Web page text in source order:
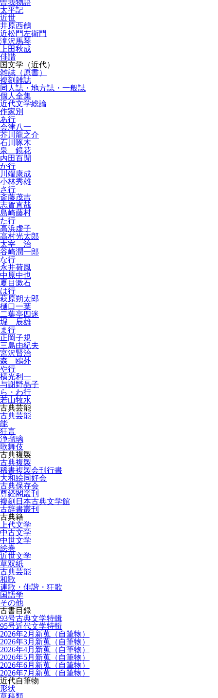
曽我物語
太平記
近世
井原西鶴
近松門左衛門
滝沢馬琴
上田秋成
俳諧
国文学（近代）
雑誌（原書）
複刻雑誌
同人誌・地方誌・一般誌
個人全集
近代文学総論
作家別
あ行
会津八一
芥川龍之介
石川啄木
泉 鏡花
内田百閒
か行
川端康成
小林秀雄
さ行
斎藤茂吉
志賀直哉
島崎藤村
た行
高浜虚子
高村光太郎
太宰 治
谷崎潤一郎
な行
永井荷風
中原中也
夏目漱石
は行
萩原朔太郎
樋口一葉
二葉亭四迷
堀 辰雄
ま行
正岡子規
三島由紀夫
宮沢賢治
森 鴎外
や行
横光利一
与謝野晶子
ら・わ行
若山牧水
古典芸能
古典芸能
能
狂言
浄瑠璃
歌舞伎
古典複製
古典複製
稀書複製会刊行書
大和絵同好会
古典保存会
尊経閣叢刊
複刻日本古典文学館
古辞書叢刊
古典籍
上代文学
中古文学
中世文学
絵巻
近世文学
草双紙
古典芸能
和歌
連歌・俳諧・狂歌
国語学
その他
古書目録
93号古典文学特輯
95号近代文学特輯
2026年2月新蒐（自筆物）
2026年3月新蒐（自筆物）
2026年4月新蒐（自筆物）
2026年5月新蒐（自筆物）
2026年6月新蒐（自筆物）
2026年7月新蒐（自筆物）
近代自筆物
形状
草稿類